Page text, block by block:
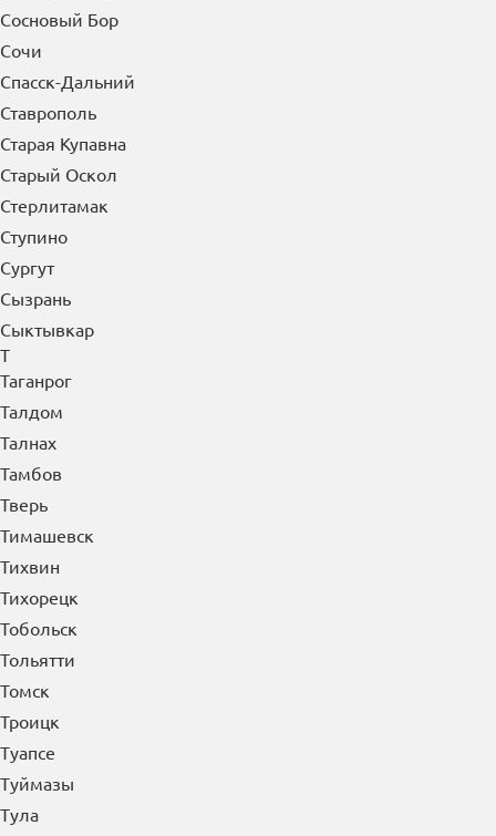
Сосновый Бор
Сочи
Спасск-Дальний
Ставрополь
Старая Купавна
Старый Оскол
Стерлитамак
Ступино
Сургут
Сызрань
Сыктывкар
Т
Таганрог
Талдом
Талнах
Тамбов
Тверь
Тимашевск
Тихвин
Тихорецк
Тобольск
Тольятти
Томск
Троицк
Туапсе
Туймазы
Тула